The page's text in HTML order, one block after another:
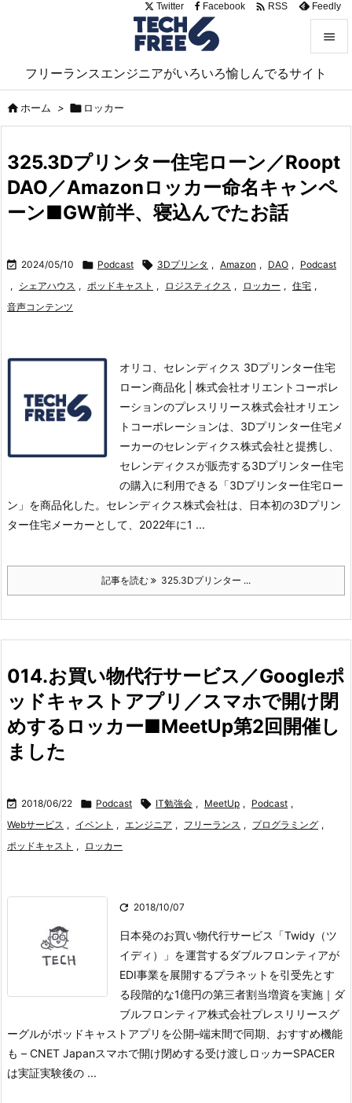
フリーランスエンジニアがいろいろ愉しんでるサイト


サイド
前へ

Twitter Facebook  RSS Feedly
ホーム >  ロッカー
325.3Dプリンター住宅ローン／Roopt
DAO／Amazonロッカー命名キャンペ
ーン■GW前半、寝込んでたお話
 2024/05/10  Podcast  3Dプリンタ , Amazon , DAO , Podcast
, シェアハウス , ポッドキャスト , ロジスティクス , ロッカー , 住宅 ,
音声コンテンツ
オリコ、セレンディクス 3Dプリンター住宅
ローン商品化 | 株式会社オリエントコーポレ
ーションのプレスリリース株式会社オリエン
トコーポレーションは、3Dプリンター住宅メ
ーカーのセレンディクス株式会社と提携し、
セレンディクスが販売する3Dプリンター住宅
の購入に利用できる「3Dプリンター住宅ロー
ン」を商品化した。 セレンディクス株式会社は、日本初の3Dプリン
ター住宅メーカーとして、2022年に1 ...
記事を読む 325.3Dプリンター ...
014.お買い物代行サービス／Googleポ
ッドキャストアプリ／スマホで開け閉
めするロッカー■MeetUp第2回開催し
ました
 2018/06/22  Podcast  IT勉強会 , MeetUp , Podcast ,
Webサービス , イベント , エンジニア , フリーランス , プログラミング ,
ポッドキャスト , ロッカー
 2018/10/07
日本発のお買い物代行サービス「Twidy（ツ
イディ）」を運営するダブルフロンティアが
EDI事業を展開するプラネットを引受先とす
る段階的な1億円の第三者割当増資を実施｜ダ
ブルフロンティア株式会社プレスリリースグ
ーグルがポッドキャストアプリを公開–端末間で同期、おすすめ機能
も – CNET Japanスマホで開け閉めする受け渡しロッカーSPACER
は実証実験後の ...